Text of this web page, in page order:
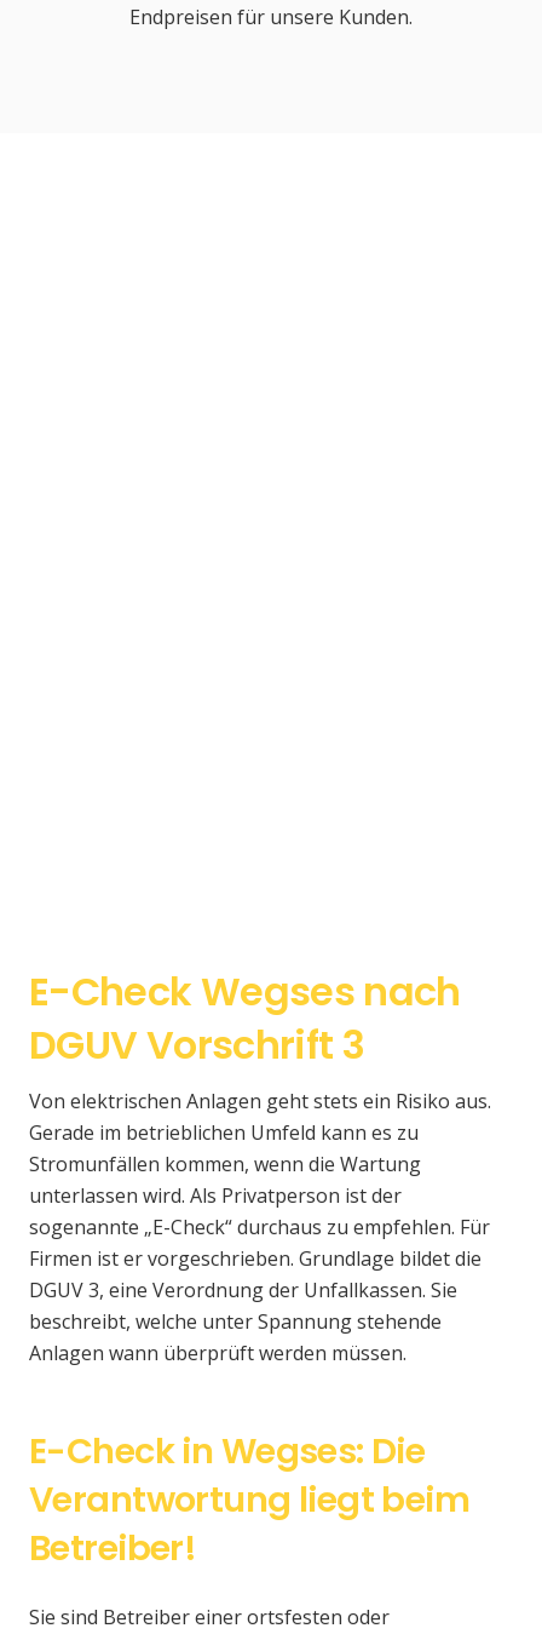
Endpreisen für unsere Kunden.
E-Check Wegses nach
DGUV Vorschrift 3
Von elektrischen Anlagen geht stets ein Risiko aus.
Gerade im betrieblichen Umfeld kann es zu
Stromunfällen kommen, wenn die Wartung
unterlassen wird. Als Privatperson ist der
sogenannte „E-Check“ durchaus zu empfehlen. Für
Firmen ist er vorgeschrieben. Grundlage bildet die
DGUV 3, eine Verordnung der Unfallkassen. Sie
beschreibt, welche unter Spannung stehende
Anlagen wann überprüft werden müssen.
E-Check in Wegses: Die
Verantwortung liegt beim
Betreiber!
Sie sind Betreiber einer ortsfesten oder